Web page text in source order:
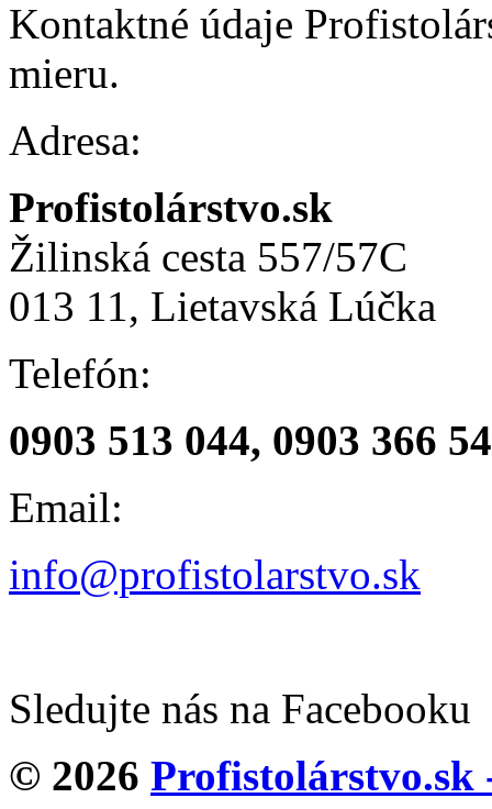
Kontaktné údaje
mieru.
Adresa:
Profistolárstvo.sk
Žilinská cesta 557/57C
013 11, Lietavská Lúčka
Telefón:
0903 513 044, 0903 366
Email:
info@profistolarstvo.sk
Sledujte nás na Facebooku
© 2026